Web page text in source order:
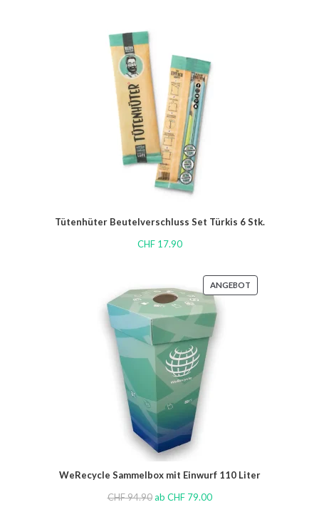
Tütenhüter Beutelverschluss Set Türkis 6 Stk.
CHF17.90
ANGEBOT
WeRecycle Sammelbox mit Einwurf 110 Liter
CHF94.90 ab CHF79.00